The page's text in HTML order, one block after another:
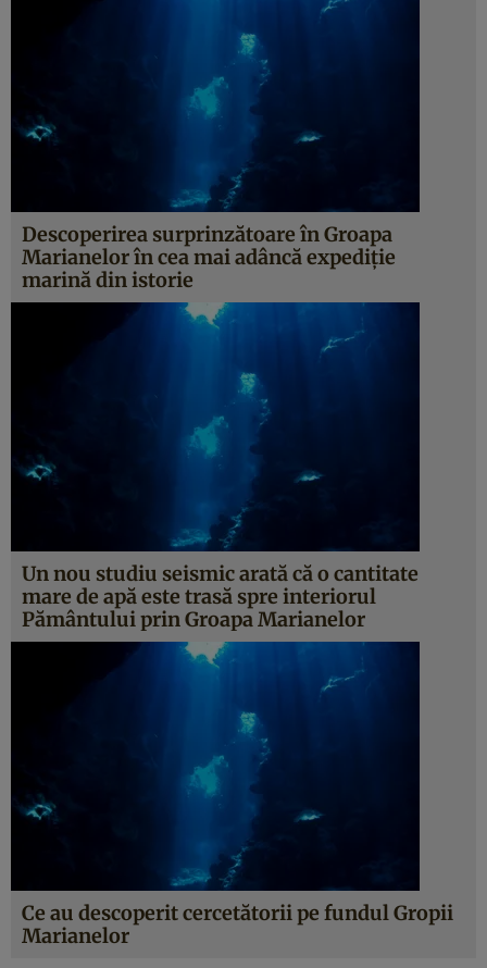
Descoperirea surprinzătoare în Groapa
Marianelor în cea mai adâncă expediţie
marină din istorie
Un nou studiu seismic arată că o cantitate
mare de apă este trasă spre interiorul
Pământului prin Groapa Marianelor
Ce au descoperit cercetătorii pe fundul Gropii
Marianelor